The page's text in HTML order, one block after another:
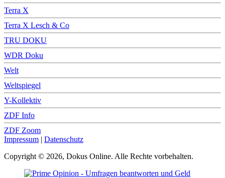
Terra X
Terra X Lesch & Co
TRU DOKU
WDR Doku
Welt
Weltspiegel
Y-Kollektiv
ZDF Info
ZDF Zoom
Impressum | Datenschutz
Copyright © 2026, Dokus Online. Alle Rechte vorbehalten.